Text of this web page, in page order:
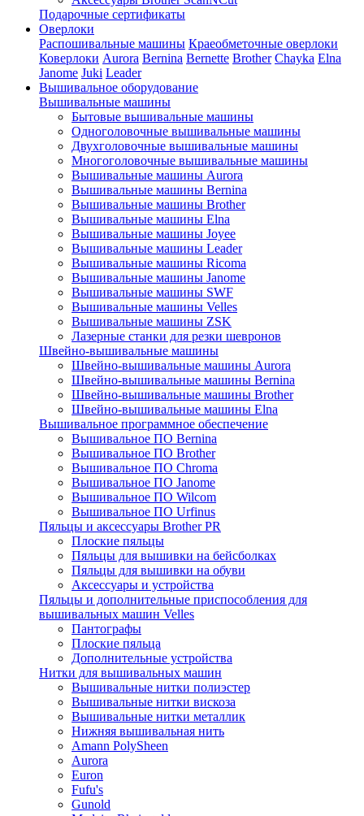
Подарочные сертификаты
Оверлоки
Распошивальные машины Краеобметочные оверлоки
Коверлоки Aurora Bernina Bernette Brother Chayka Elna
Janome Juki Leader
Вышивальное оборудование
Вышивальные машины
Бытовые вышивальные машины
Одноголовочные вышивальные машины
Двухголовочные вышивальные машины
Многоголовочные вышивальные машины
Вышивальные машины Aurora
Вышивальные машины Bernina
Вышивальные машины Brother
Вышивальные машины Elna
Вышивальные машины Joyee
Вышивальные машины Leader
Вышивальные машины Ricoma
Вышивальные машины Janome
Вышивальные машины SWF
Вышивальные машины Velles
Вышивальные машины ZSK
Лазерные станки для резки шевронов
Швейно-вышивальные машины
Швейно-вышивальные машины Aurora
Швейно-вышивальные машины Bernina
Швейно-вышивальные машины Brother
Швейно-вышивальные машины Elna
Вышивальное программное обеспечение
Вышивальное ПО Bernina
Вышивальное ПО Brother
Вышивальное ПО Chroma
Вышивальное ПО Janome
Вышивальное ПО Wilcom
Вышивальное ПО Urfinus
Пяльцы и аксессуары Brother PR
Плоские пяльцы
Пяльцы для вышивки на бейсболках
Пяльцы для вышивки на обуви
Аксессуары и устройства
Пяльцы и дополнительные приспособления для
вышивальных машин Velles
Пантографы
Плоские пяльца
Дополнительные устройства
Нитки для вышивальных машин
Вышивальные нитки полиэстер
Вышивальные нитки вискоза
Вышивальные нитки металлик
Нижняя вышивальная нить
Amann PolySheen
Aurora
Euron
Fufu's
Gunold